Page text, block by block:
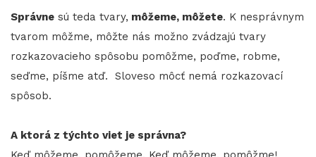
Správne sú teda tvary, môžeme, môžete. K nesprávnym
tvarom môžme, môžte nás možno zvádzajú tvary
rozkazovacieho spôsobu pomôžme, poďme, robme,
seďme, píšme atď. Sloveso môcť nemá rozkazovací
spôsob.
​​​​​​​A ktorá z týchto viet je správna?